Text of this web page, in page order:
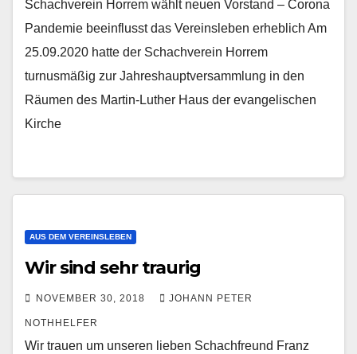
Schachverein Horrem wählt neuen Vorstand – Corona
Pandemie beeinflusst das Vereinsleben erheblich Am
25.09.2020 hatte der Schachverein Horrem
turnusmäßig zur Jahreshauptversammlung in den
Räumen des Martin-Luther Haus der evangelischen
Kirche
AUS DEM VEREINSLEBEN
Wir sind sehr traurig
NOVEMBER 30, 2018 JOHANN PETER
NOTHHELFER
Wir trauen um unseren lieben Schachfreund Franz